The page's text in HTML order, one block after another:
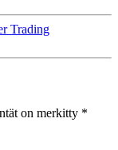
Trading
on merkitty *